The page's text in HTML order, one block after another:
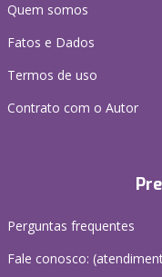
Quem somos
Fatos e Dados
Termos de uso
Contrato com o Autor
Perguntas frequentes
Fale conosco: (